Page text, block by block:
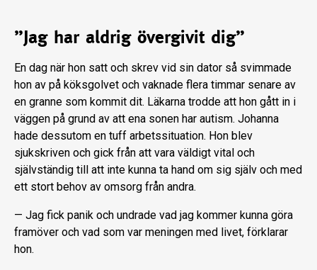
”Jag har aldrig övergivit dig”
En dag när hon satt och skrev vid sin dator så svimmade
hon av på köksgolvet och vaknade flera timmar senare av
en granne som kommit dit. Läkarna trodde att hon gått in i
väggen på grund av att ena sonen har autism. Johanna
hade dessutom en tuff arbetssituation. Hon blev
sjukskriven och gick från att vara väldigt vital och
självständig till att inte kunna ta hand om sig själv och med
ett stort behov av omsorg från andra.
— Jag fick panik och undrade vad jag kommer kunna göra
framöver och vad som var meningen med livet, förklarar
hon.